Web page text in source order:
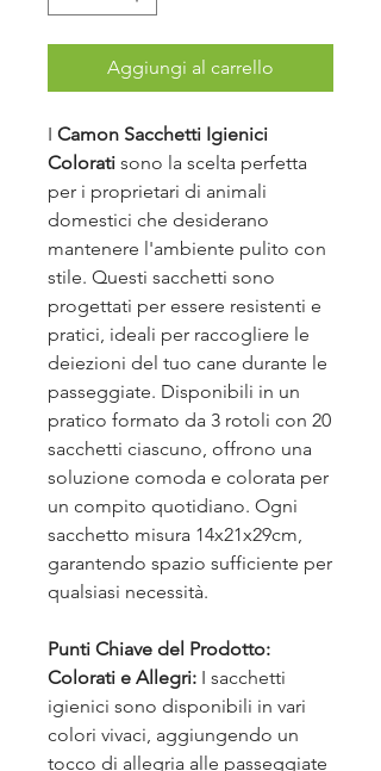
Aggiungi al carrello
I Camon Sacchetti Igienici
Colorati sono la scelta perfetta
per i proprietari di animali
domestici che desiderano
mantenere l'ambiente pulito con
stile. Questi sacchetti sono
progettati per essere resistenti e
pratici, ideali per raccogliere le
deiezioni del tuo cane durante le
passeggiate. Disponibili in un
pratico formato da 3 rotoli con 20
sacchetti ciascuno, offrono una
soluzione comoda e colorata per
un compito quotidiano. Ogni
sacchetto misura 14x21x29cm,
garantendo spazio sufficiente per
qualsiasi necessità.
Punti Chiave del Prodotto:
Colorati e Allegri: I sacchetti
igienici sono disponibili in vari
colori vivaci, aggiungendo un
tocco di allegria alle passeggiate